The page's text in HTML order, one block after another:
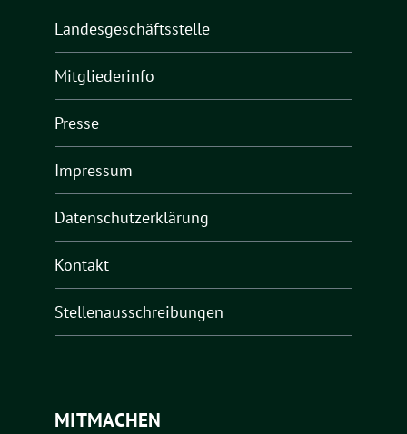
Landesgeschäftsstelle
Mitgliederinfo
Presse
Impressum
Datenschutzerklärung
Kontakt
Stellenausschreibungen
MITMACHEN